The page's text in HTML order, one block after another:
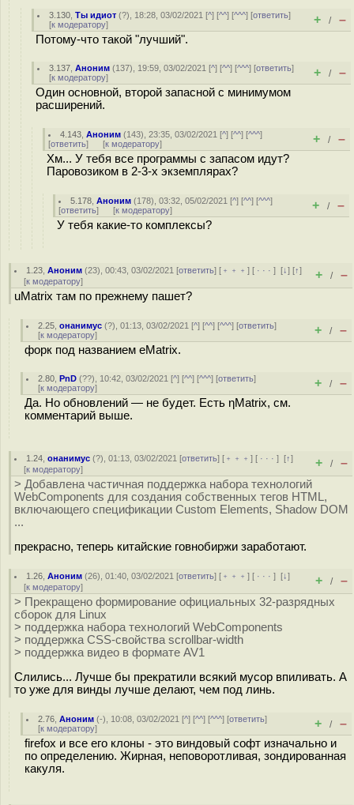
3.130 ,Ты идиот (?), 18:28, 03/02/2021 [^] [^^] [^^^] [ответить]
[к модератору] + / –
Потому-что такой "лучший".
3.137 ,Аноним (137), 19:59, 03/02/2021 [^] [^^] [^^^] [ответить]
[к модератору] + / –
Один основной, второй запасной с минимумом
расширений.
4.143 ,Аноним (143), 23:35, 03/02/2021 [^] [^^] [^^^]
[ответить] [к модератору] + / –
Хм... У тебя все программы с запасом идут?
Паровозиком в 2-3-х экземплярах?
5.178 ,Аноним (178), 03:32, 05/02/2021 [^] [^^] [^^^]
[ответить] [к модератору] + / –
У тебя какие-то комплексы?
1.23 ,Аноним (23), 00:43, 03/02/2021 [ответить] [ ﹢﹢﹢] [ · · ·][↓] [↑]
[к модератору] + / –
uMatrix там по прежнему пашет?
2.25 ,онанимус (?), 01:13, 03/02/2021 [^] [^^] [^^^] [ответить]
[к модератору] + / –
форк под названием eMatrix.
2.80 ,PnD (??), 10:42, 03/02/2021 [^] [^^] [^^^] [ответить]
[к модератору] + / –
Да. Но обновлений — не будет. Есть ηMatrix, см.
комментарий выше.
1.24 ,онанимус (?), 01:13, 03/02/2021 [ответить] [ ﹢﹢﹢] [ · · ·][↑]
[к модератору] + / –
> Добавлена частичная поддержка набора технологий
WebComponents для создания собственных тегов HTML,
включающего спецификации Custom Elements, Shadow DOM
...
прекрасно, теперь китайские гoвнoбиржи заработают.
1.26 ,Аноним (26), 01:40, 03/02/2021 [ответить] [ ﹢﹢﹢] [ · · ·][↓]
[к модератору] + / –
> Прекращено формирование официальных 32-разрядных
сборок для Linux
> поддержка набора технологий WebComponents
> поддержка CSS-свойства scrollbar-width
> поддержка видео в формате AV1
Слились... Лучше бы прекратили всякий мусор впиливать. А
то уже для винды лучше делают, чем под линь.
2.76 ,Аноним (-), 10:08, 03/02/2021 [^] [^^] [^^^] [ответить]
[к модератору] + / –
firefox и все его клоны - это виндовый софт изначально и
по определению. Жирная, неповоротливая, зондированная
какуля.